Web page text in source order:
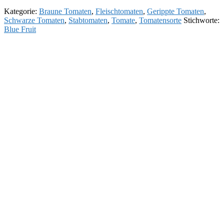
Kategorie: Braune Tomaten, Fleischtomaten, Gerippte Tomaten,
Schwarze Tomaten, Stabtomaten, Tomate, Tomatensorte Stichworte:
Blue Fruit